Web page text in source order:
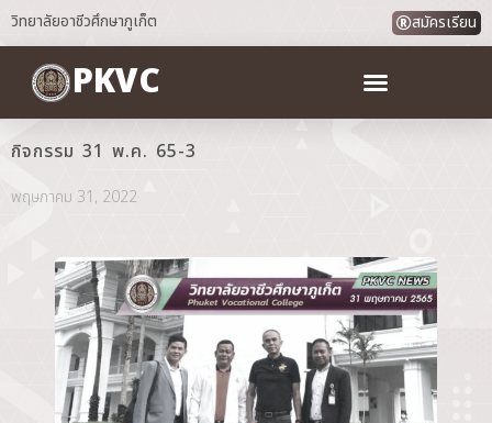
วิทยาลัยอาชีวศึกษาภูเก็ต สมัครเรียน
PKVC
กิจกรรม 31 พ.ค. 65-3
พฤษภาคม 31, 2022